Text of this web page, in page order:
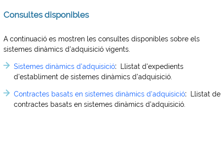
Consultes disponibles
A continuació es mostren les consultes disponibles sobre els
sistemes dinàmics d'adquisició vigents.
Sistemes dinàmics d'adquisició:
Llistat d'expedients
d'establiment de sistemes dinàmics d'adquisició.
Contractes basats en sistemes dinàmics d'adquisició:
Llistat de
contractes basats en sistemes dinàmics d'adquisició.